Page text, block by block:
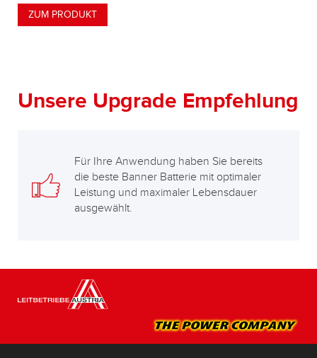
ZUM PRODUKT
Unsere Upgrade Empfehlung
Für Ihre Anwendung haben Sie bereits
die beste Banner Batterie mit optimaler
Leistung und maximaler Lebensdauer
ausgewählt.